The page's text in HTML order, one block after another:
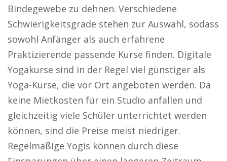
Bindegewebe zu dehnen. Verschiedene
Schwierigkeitsgrade stehen zur Auswahl, sodass
sowohl Anfänger als auch erfahrene
Praktizierende passende Kurse finden. Digitale
Yogakurse sind in der Regel viel günstiger als
Yoga-Kurse, die vor Ort angeboten werden. Da
keine Mietkosten für ein Studio anfallen und
gleichzeitig viele Schüler unterrichtet werden
können, sind die Preise meist niedriger.
Regelmäßige Yogis können durch diese